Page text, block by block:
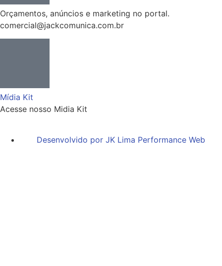
Orçamentos, anúncios e marketing no portal.
comercial@jackcomunica.com.br
Mídia Kit
Acesse nosso Midia Kit
Desenvolvido por JK Lima Performance Web